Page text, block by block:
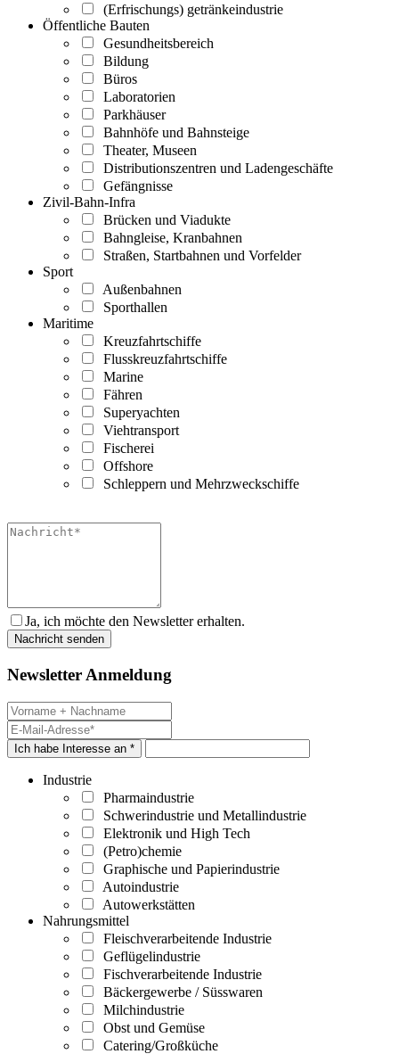
(Erfrischungs) getränkeindustrie
Öffentliche Bauten
Gesundheitsbereich
Bildung
Büros
Laboratorien
Parkhäuser
Bahnhöfe und Bahnsteige
Theater, Museen
Distributionszentren und Ladengeschäfte
Gefängnisse
Zivil-Bahn-Infra
Brücken und Viadukte
Bahngleise, Kranbahnen
Straßen, Startbahnen und Vorfelder
Sport
Außenbahnen
Sporthallen
Maritime
Kreuzfahrtschiffe
Flusskreuzfahrtschiffe
Marine
Fähren
Superyachten
Viehtransport
Fischerei
Offshore
Schleppern und Mehrzweckschiffe
Ja, ich möchte den Newsletter erhalten.
Newsletter Anmeldung
Ich habe Interesse an *
Industrie
Pharmaindustrie
Schwerindustrie und Metallindustrie
Elektronik und High Tech
(Petro)chemie
Graphische und Papierindustrie
Autoindustrie
Autowerkstätten
Nahrungsmittel
Fleischverarbeitende Industrie
Geflügelindustrie
Fischverarbeitende Industrie
Bäckergewerbe / Süsswaren
Milchindustrie
Obst und Gemüse
Catering/Großküche